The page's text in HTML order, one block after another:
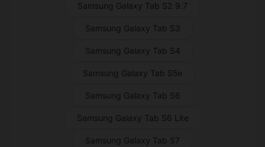
Samsung Galaxy Tab S2 9.7
Samsung Galaxy Tab S3
Samsung Galaxy Tab S4
Samsung Galaxy Tab S5e
Samsung Galaxy Tab S6
Samsung Galaxy Tab S6 Lite
Samsung Galaxy Tab S7